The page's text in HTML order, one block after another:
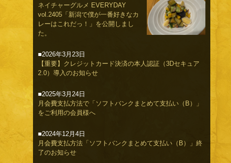
ネイチャーグルメ EVERYDAY
vol.2405「新潟で僕が一番好きなカ
レーはこれだっ！」を公開しまし
た。
■2026年3月23日
【重要】クレジットカード決済の本人認証（3Dセキュア
2.0）導入のお知らせ
■2025年3月24日
月会費支払方法で「ソフトバンクまとめて支払い（B）」
をご利用の会員様へ
■2024年12月4日
月会費支払方法「ソフトバンクまとめて支払い（B）」終
了のお知らせ